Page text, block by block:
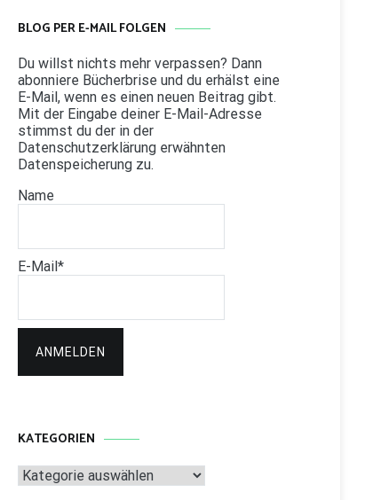
BLOG PER E-MAIL FOLGEN
Du willst nichts mehr verpassen? Dann
abonniere Bücherbrise und du erhälst eine
E-Mail, wenn es einen neuen Beitrag gibt.
Mit der Eingabe deiner E-Mail-Adresse
stimmst du der in der
Datenschutzerklärung erwähnten
Datenspeicherung zu.
Name
E-Mail*
KATEGORIEN
Kategorien